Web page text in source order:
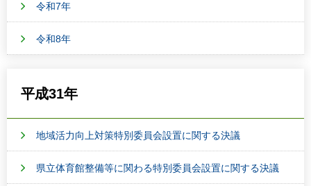
令和7年
令和8年
平成31年
地域活力向上対策特別委員会設置に関する決議
県立体育館整備等に関わる特別委員会設置に関する決議